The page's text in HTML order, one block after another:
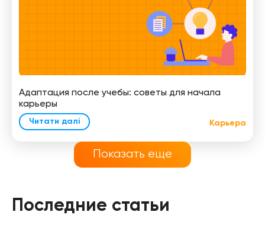
Адаптация после учебы: советы для начала
карьеры
Читати далі Карьера
Показать еще
Последние статьи